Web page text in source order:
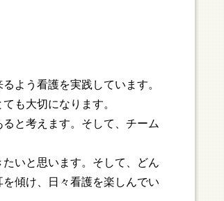
よう看護を実践しています。
も大切になります。
と考えます。そして、チーム
いと思います。そして、どん
傾け、日々看護を楽しんでい